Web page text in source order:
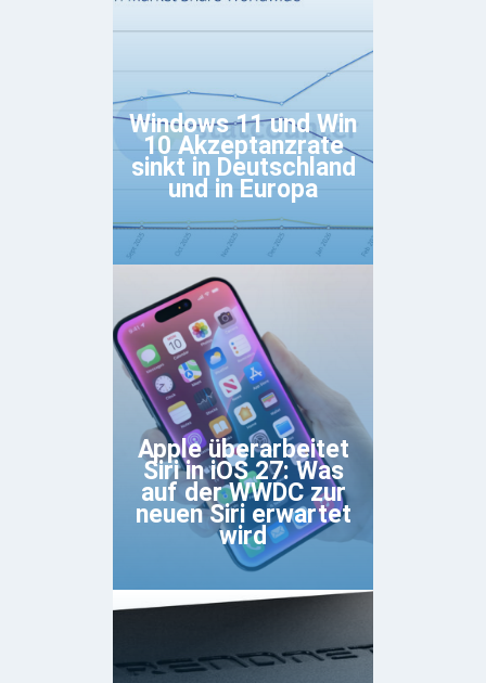
Windows 11 und Win
10 Akzeptanzrate
sinkt in Deutschland
und in Europa
Apple überarbeitet
Siri in iOS 27: Was
auf der WWDC zur
neuen Siri erwartet
wird